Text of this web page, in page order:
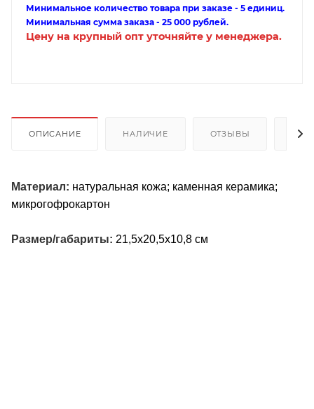
Минимальное количество товара при заказе - 5 единиц.
Минимальная сумма заказа - 25 000 рублей.
Цену на крупный опт уточняйте у менеджера.
ОПИСАНИЕ НАЛИЧИЕ ОТЗЫВЫ
Материал: натуральная кожа; каменная керамика;
микрогофрокартон
Размер/габариты: 21,5х20,5х10,8 см